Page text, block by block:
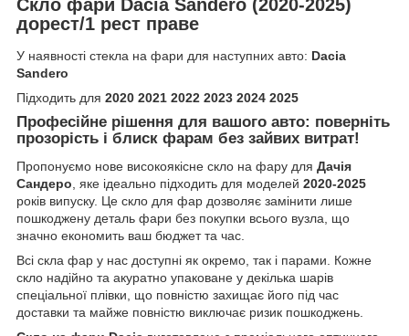
Скло фари Dacia Sandero (2020-2025)
дорест/1 рест праве
У наявності стекла на фари для наступних авто: Dacia
Sandero
Підходить для 2020 2021 2022 2023 2024 2025
Професійне рішення для вашого авто: поверніть
прозорість і блиск фарам без зайвих витрат!
Пропонуємо нове високоякісне скло на фару для Дачія
Сандеро, яке ідеально підходить для моделей 2020-2025
років випуску. Це скло для фар дозволяє замінити лише
пошкоджену деталь фари без покупки всього вузла, що
значно економить ваш бюджет та час.
Всі скла фар у нас доступні як окремо, так і парами. Кожне
скло надійно та акуратно упаковане у декілька шарів
спеціальної плівки, що повністю захищає його під час
доставки та майже повністю виключає ризик пошкоджень.